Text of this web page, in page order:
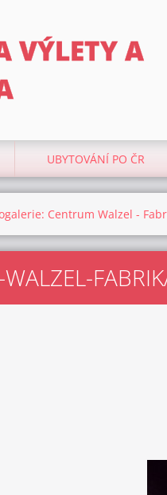
VÝLETY A
UBYTOVÁNÍ PO ČR
Centrum Walzel -